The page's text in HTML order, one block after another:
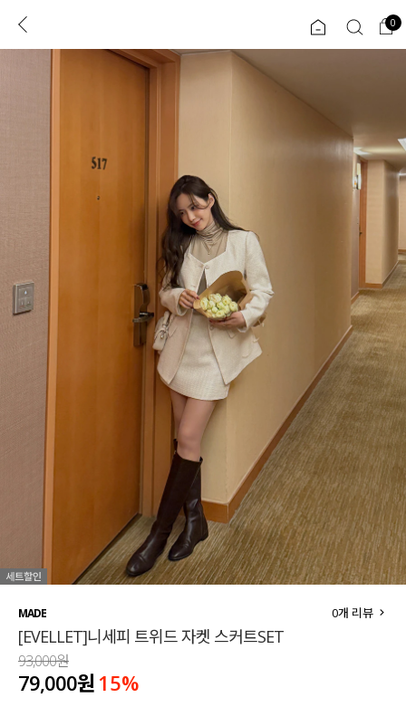
로그인 0
JP
회원혜택 입
CATEGORY
인플루언서 pick!
신상 5%
베스트
티셔츠
팬츠
ALL
익스클루시브
아우터
티셔츠
니트
원피스
팬츠
스커트
언더웨어
0
MADE
[EVELLET]니세피 트위드 자켓 스커트SET
0개 리뷰
93,000원
79,000원 15%